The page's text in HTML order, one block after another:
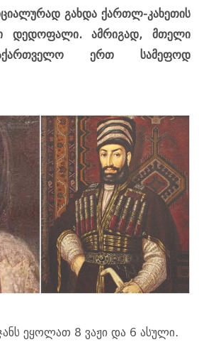
გახდა ქართლ-კახეთის
დედოფალი. ამრიგად, მთელი
ერთ სამეფოდ
ეყოლათ 8 ვაჟი და 6 ასული.